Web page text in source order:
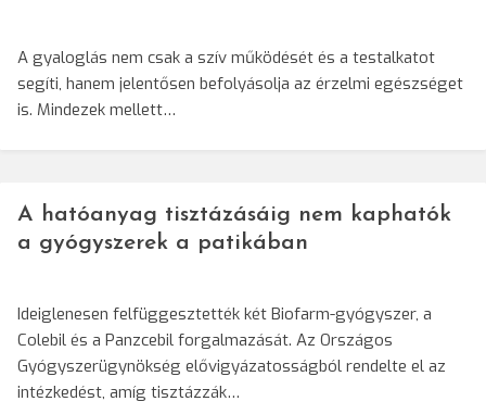
A gyaloglás nem csak a szív működését és a testalkatot
segíti, hanem jelentősen befolyásolja az érzelmi egészséget
is. Mindezek mellett…
A hatóanyag tisztázásáig nem kaphatók
a gyógyszerek a patikában
Ideiglenesen felfüggesztették két Biofarm-gyógyszer, a
Colebil és a Panzcebil forgalmazását. Az Országos
Gyógyszerügynökség elővigyázatosságból rendelte el az
intézkedést, amíg tisztázzák…